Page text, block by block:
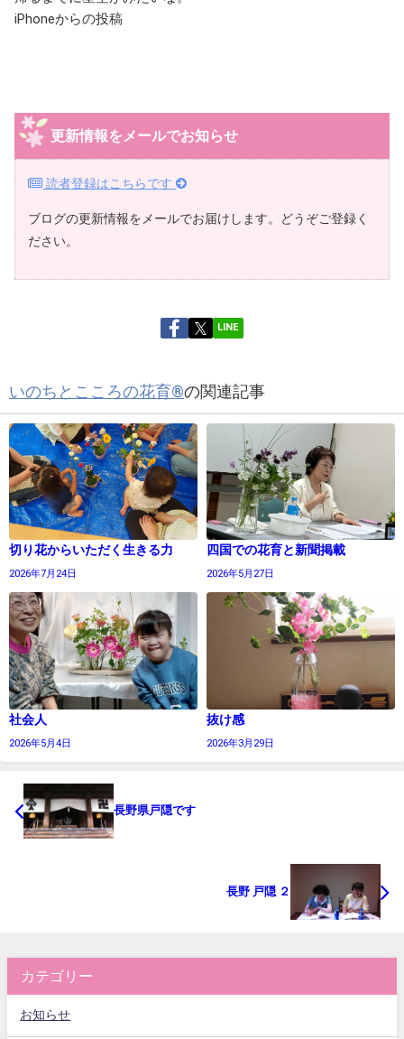
iPhoneからの投稿
更新情報をメールでお知らせ
読者登録はこちらです
ブログの更新情報をメールでお届けします。どうぞご登録く
ださい。
LINE
いのちとこころの花育®の関連記事
切り花からいただく生きる力
2026年7月24日
四国での花育と新聞掲載
2026年5月27日
社会人
2026年5月4日
抜け感
2026年3月29日
長野県戸隠です
長野 戸隠 ２
カテゴリー
お知らせ